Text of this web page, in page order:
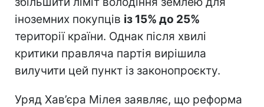
іноземних покупців із 15% до 25%
території країни. Однак після хвилі
критики правляча партія вирішила
вилучити цей пункт із законопроєкту.
Уряд Хав’єра Мілея заявляє, що реформа